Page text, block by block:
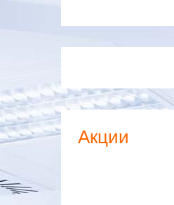
—
—
Акции